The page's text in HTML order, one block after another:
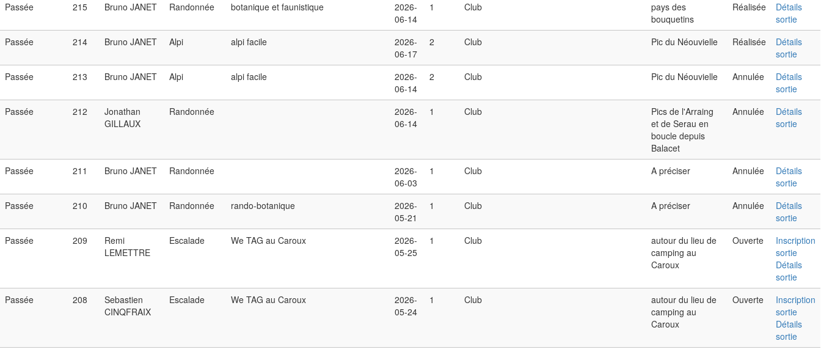
Passée
215 Bruno JANET Randonnée botanique et faunistique
2026-
06-14
1 Club
pays des
bouquetins
Réalisée
Détails
sortie
Passée
214 Bruno JANET Alpi alpi facile
2026-
06-17
2 Club Pic du Néouvielle Réalisée
Détails
sortie
Passée
213 Bruno JANET Alpi alpi facile
2026-
06-14
2 Club Pic du Néouvielle Annulée
Détails
sortie
Passée
212
Jonathan
GILLAUX
Randonnée
2026-
06-14
1 Club
Pics de l'Arraing
et de Serau en
boucle depuis
Balacet
Annulée
Détails
sortie
Passée 211 Bruno JANET Randonnée
2026-
06-03
1 Club A préciser Annulée
Détails
sortie
Passée
210 Bruno JANET Randonnée rando-botanique
2026-
05-21
1 Club A préciser Annulée
Détails
sortie
Passée
209
Remi
LEMETTRE
Escalade We TAG au Caroux
2026-
05-25
1 Club
autour du lieu de
camping au
Caroux
Ouverte
Inscription
sortie
Détails
sortie
Passée
208
Sebastien
CINQFRAIX
Escalade We TAG au Caroux
2026-
05-24
1 Club
autour du lieu de
camping au
Caroux
Ouverte
Inscription
sortie
Détails
sortie